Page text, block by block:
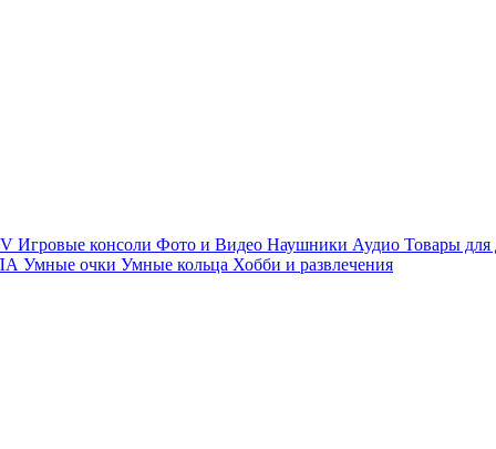
Игровые консоли Фото и Видео Наушники Аудио Товары для
Умные очки Умные кольца Хобби и развлечения